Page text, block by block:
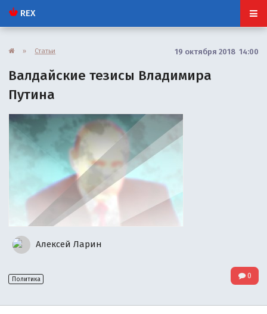
REX
» Статьи 19 октября 2018 14:00
Валдайские тезисы Владимира
Путина
Алексей Ларин
Политика 0